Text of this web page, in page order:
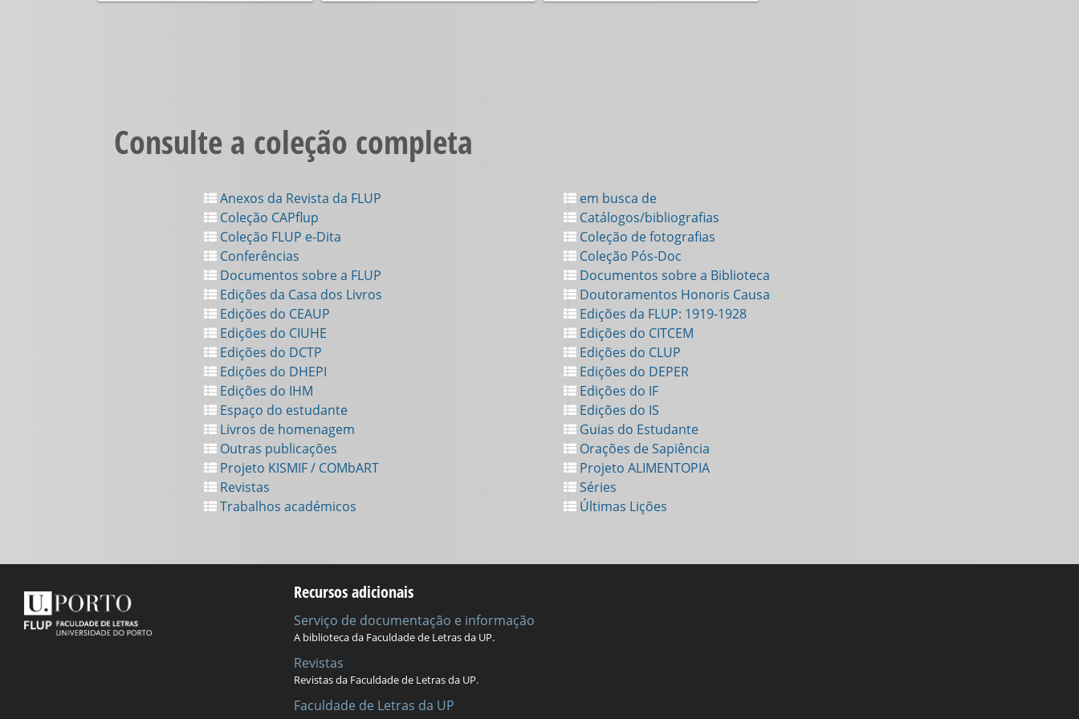
Consulte a coleção completa
Anexos da Revista da FLUP
Coleção CAPflup
Coleção FLUP e-Dita
Conferências
Documentos sobre a FLUP
Edições da Casa dos Livros
Edições do CEAUP
Edições do CIUHE
Edições do DCTP
Edições do DHEPI
Edições do IHM
Espaço do estudante
Livros de homenagem
Outras publicações
Projeto KISMIF / COMbART
Revistas
Trabalhos académicos
em busca de
Catálogos/bibliografias
Coleção de fotografias
Coleção Pós-Doc
Documentos sobre a Biblioteca
Doutoramentos Honoris Causa
Edições da FLUP: 1919-1928
Edições do CITCEM
Edições do CLUP
Edições do DEPER
Edições do IF
Edições do IS
Guias do Estudante
Orações de Sapiência
Projeto ALIMENTOPIA
Séries
Últimas Lições
Recursos adicionais
Serviço de documentação e informação
A biblioteca da Faculdade de Letras da UP.
Revistas
Revistas da Faculdade de Letras da UP.
Faculdade de Letras da UP